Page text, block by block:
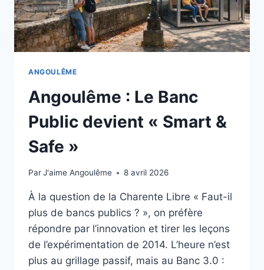
ANGOULÊME
Angoulême : Le Banc
Public devient « Smart &
Safe »
ParJ'aime Angoulême 8 avril 2026
À la question de la Charente Libre « Faut-il
plus de bancs publics ? », on préfère
répondre par l’innovation et tirer les leçons
de l’expérimentation de 2014. L’heure n’est
plus au grillage passif, mais au Banc 3.0 :